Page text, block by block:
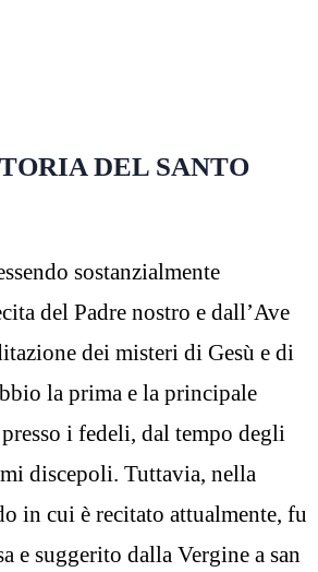
DEL SANTO
sostanzialmente
del Padre nostro e dall’Ave
dei misteri di Gesù e di
la prima e la principale
i fedeli, dal tempo degli
discepoli. Tuttavia, nella
in cui è recitato attualmente, fu
e suggerito dalla Vergine a san